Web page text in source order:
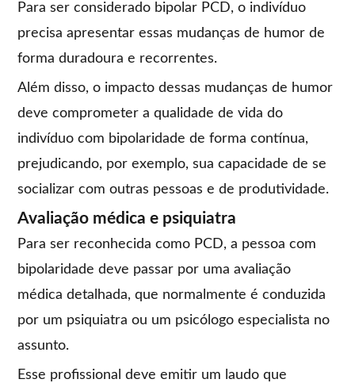
Para ser considerado bipolar PCD, o indivíduo
precisa apresentar essas mudanças de humor de
forma duradoura e recorrentes.
Além disso, o impacto dessas mudanças de humor
deve comprometer a qualidade de vida do
indivíduo com bipolaridade de forma contínua,
prejudicando, por exemplo, sua capacidade de se
socializar com outras pessoas e de produtividade.
Avaliação médica e psiquiatra
Para ser reconhecida como PCD, a pessoa com
bipolaridade deve passar por uma avaliação
médica detalhada, que normalmente é conduzida
por um psiquiatra ou um psicólogo especialista no
assunto.
Esse profissional deve emitir um laudo que